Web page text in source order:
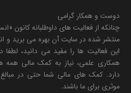
دوست و همکار گرامی
چنانکه از فعالیت های داوطلبانه کانون
منتشر شده در سایت آن بهره می برید و
این فعالیت ها را مفید می دانید، لطفا
همکاری علمی، نیاز به کمک مالی همه
دارد. کمک های مالی شما حتی در مبالغ
موثری برای ما باشند.